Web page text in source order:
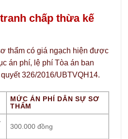
chấp thừa kế
thẩm có giá ngạch hiện được
án phí, lệ phí Tòa án ban
326/2016/UBTVQH14.
MỨC ÁN PHÍ DÂN SỰ SƠ
THẨM
300.000 đồng